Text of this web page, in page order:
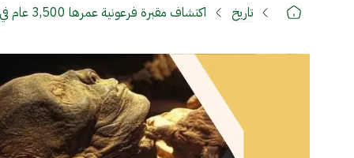
تاريخ اكتشاف مقبرة فرعونية عمرها 3,500 عام في مصر.. الأولى منذ مقبرة توت عنخ آمون!